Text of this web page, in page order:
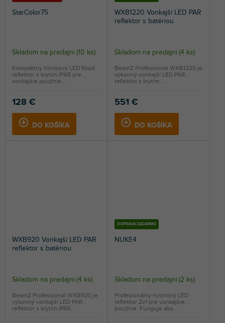
StarColor75
Skladom na predajni (10 ks)
128 €
DO KOŠÍKA
Kompaktný hliníkový LED flood
reflektor s krytím IP65 pre
vonkajšie použitie....
WXB1220 Vonkajší LED PAR
reflektor s batériou
Skladom na predajni (4 ks)
551 €
DO KOŠÍKA
BeamZ Professional WXB1220 je
výkonný vonkajší LED PAR
reflektor s krytím...
WXB920 Vonkajší LED PAR
reflektor s batériou
Skladom na predajni (4 ks)
BeamZ Professional WXB920 je
výkonný vonkajší LED PAR
reflektor s krytím IP65...
DOPRAVA ZADARMO
NUKE4
Skladom na predajni (2 ks)
Profesionálny hybridný LED
reflektor 2v1 pre vonkajšie
použitie. Funguje ako...